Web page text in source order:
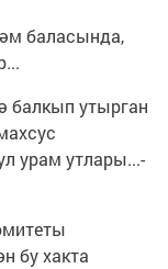
баласында,
балкып утырган
урам утлары...-
бу хакта